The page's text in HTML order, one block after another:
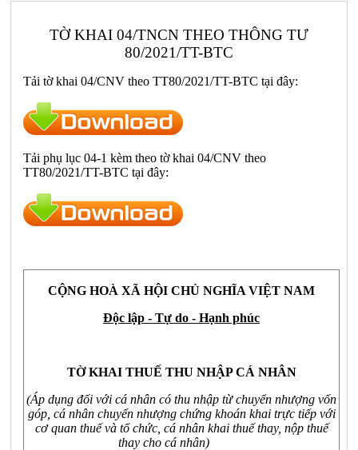
TỜ KHAI 04/TNCN THEO THÔNG TƯ
80/2021/TT-BTC
Tải tờ khai 04/CNV theo TT80/2021/TT-BTC tại đây:
Tải phụ lục 04-1 kèm theo tờ khai 04/CNV theo
TT80/2021/TT-BTC tại đây:
CỘNG HOÀ XÃ HỘI CHỦ NGHĨA VIỆT NAM
Độc lập - Tự do - Hạnh phúc
TỜ KHAI THUẾ THU NHẬP CÁ NHÂN
(Áp dụng đối với cá nhân có thu nhập từ chuyển nhượng vốn
góp, cá nhân chuyển nhượng chứng khoán khai trực tiếp với
cơ quan thuếvà tổ chức, cá nhân khai thuế thay, nộp thuế
thay cho cá nhân)